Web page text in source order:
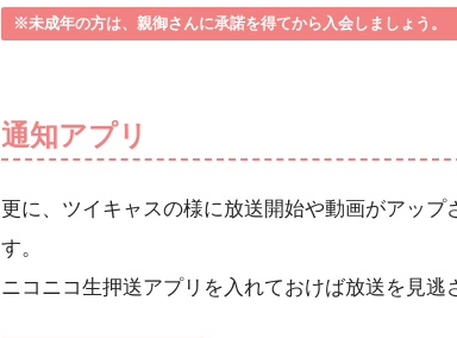
※未成年の方は、親御さんに承諾を得てから入会しましょう。
通知アプリ
更に、ツイキャスの様に放送開始や動画がアッ
す。
ニコニコ生押送アプリを入れておけば放送を見逃